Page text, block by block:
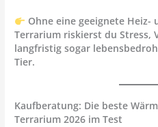
Ohne eine geeignete Heiz-
Terrarium riskierst du Stress,
langfristig sogar
Tier.
Kaufberatung: Die beste
Terrarium 2026 im Test